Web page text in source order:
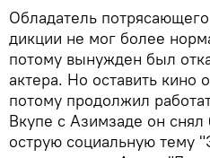
Обладатель
дикции не мог более
потому вынужден был
актера. Но оставить кино
потому продолжил
Вкупе с Азимзаде он
острую социальную тему